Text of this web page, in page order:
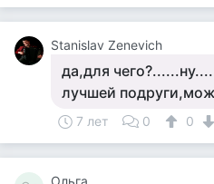
Stanislav Zenevich
да,для
лучшей
7 лет 0 0
Ольга